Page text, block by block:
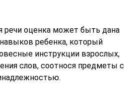
речи оценка может быть дана
ребенка, который
инструкции взрослых,
слов, соотнося предметы с